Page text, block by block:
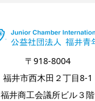
〒918-8004
福井市西木田２丁目8-1
福井商工会議所ビル３階